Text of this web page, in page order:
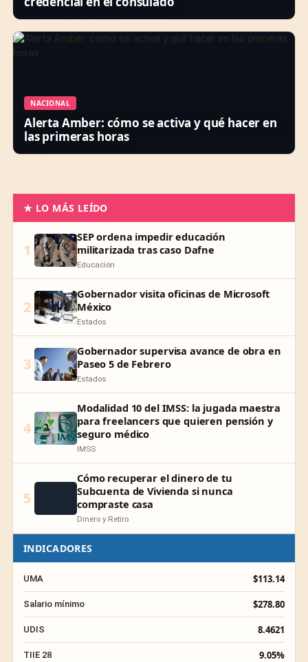
NACIONAL
Alerta Amber: cómo se activa y qué hacer en
las primeras horas
★ LO MÁS LEÍDO
1
SEP ordena impedir educación
militarizada tras caso Dafne
Educación
2
Gobernador visita oficinas de Microsoft
México
Estados
3
Gobernador supervisa avance de obra en
Paseo 5 de Febrero
Estados
4
Modalidad 10 del IMSS: la jugada maestra
para freelancers que quieren pensión y
seguro médico
IMSS
5
Cómo recuperar el dinero de tu
Subcuenta de Vivienda si nunca
compraste casa
Dinero y Retiro
INDICADORES
UMA $113.14
Salario mínimo $278.80
UDIS 8.4621
TIIE 28 9.05%